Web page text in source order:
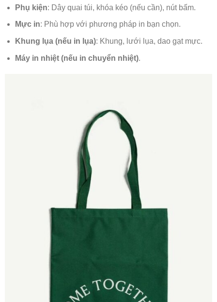
Phụ kiện: Dây quai túi, khóa kéo (nếu cần), nút bấm.
Mực in: Phù hợp với phương pháp in bạn chọn.
Khung lụa (nếu in lụa): Khung, lưới lụa, dao gạt mực.
Máy in nhiệt (nếu in chuyển nhiệt).